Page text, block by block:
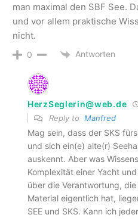
man maximal den SBF See.
und vor allem praktische
nicht.
0 Antworten
HerzSeglerin@web.de
Reply to Manfred
Mag sein, dass der SKS
und sich ein(e) alte(r)
auskennt. Aber was
Komplexität einer Yacht
über die Verantwortung,
Material eigentlich hat,
SEE und SKS. Kann ich